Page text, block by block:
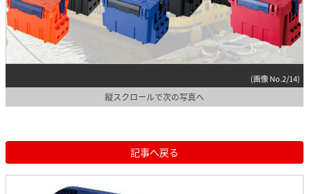
(画像 No.2/14)
縦スクロールで次の写真へ
記事へ戻る